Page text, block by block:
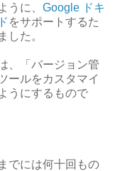
うに、 Google ドキ
をサポートするた
した。
、「バージョン管
ールをカスタマイ
うにするもので
でには何十回もの